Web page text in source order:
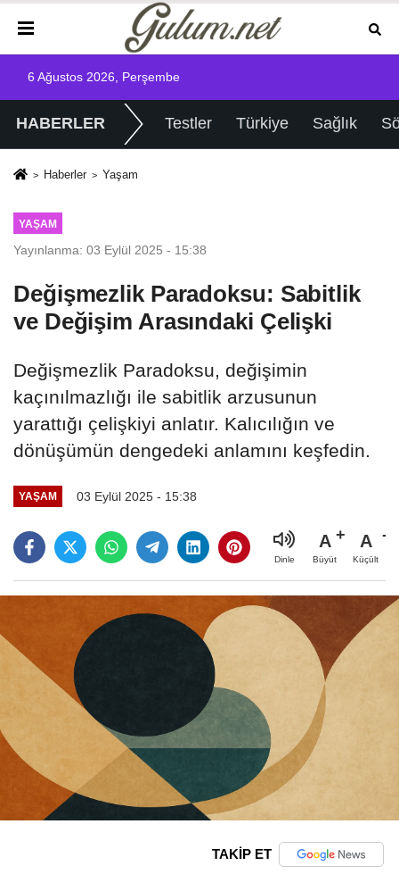
6 Ağustos 2026, Perşembe
HABERLER Testler Türkiye Sağlık
Haberler Yaşam
YAŞAM
Yayınlanma: 03 Eylül 2025 - 15:38
Değişmezlik Paradoksu: Sabitlik
ve Değişim Arasındaki Çelişki
Değişmezlik Paradoksu, değişimin
kaçınılmazlığı ile sabitlik arzusunun
yarattığı çelişkiyi anlatır. Kalıcılığın ve
dönüşümün dengedeki anlamını keşfedin.
YAŞAM 03 Eylül 2025 - 15:38
Dinle
A
Büyüt
A
Küçült
TAKİP ET